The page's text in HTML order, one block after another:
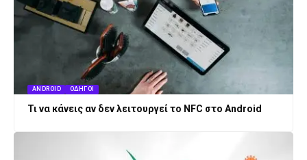
ANDROID ΟΔΗΓΟΊ
Τι να κάνεις αν δεν λειτουργεί το NFC στο Android